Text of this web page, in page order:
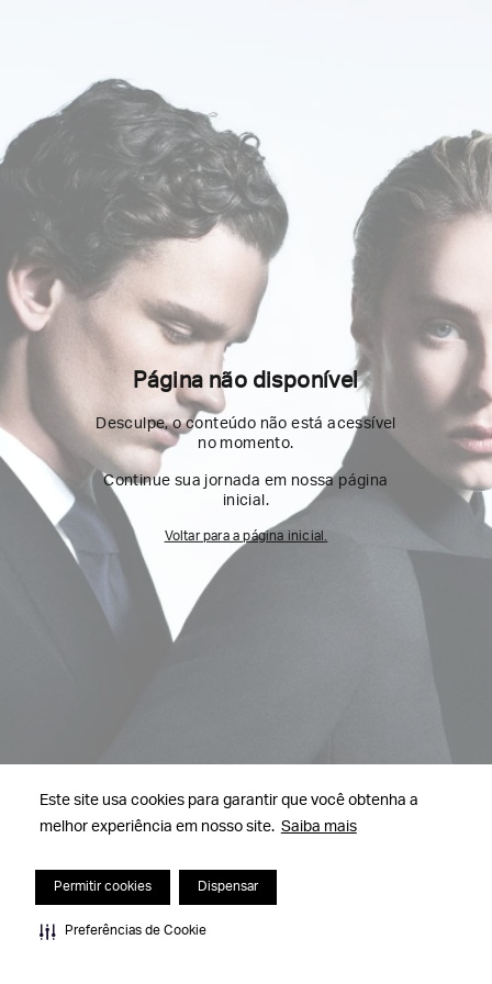
Este site usa cookies para garantir que você obtenha a
melhor experiência em nosso site. Saiba mais
Permitir cookies Dispensar
Preferências de Cookie
Página não disponível
Desculpe, o conteúdo não está acessível
no momento.
Continue sua jornada em nossa página
inicial.
Voltar para a página inicial.